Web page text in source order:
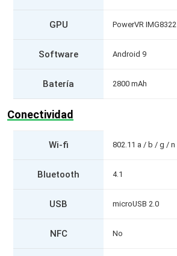
GPU PowerVR IMG8322
Software Android 9
Batería 2800 mAh
Conectividad
Wi-fi 802.11 a / b / g / n
Bluetooth 4.1
USB microUSB 2.0
NFC No